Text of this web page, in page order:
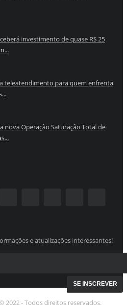
investimento de quase R$ 25
teleatendimento para quem enfrenta
nova Operação Saturação Total de
e atualizações interessantes!
2022 - Todos direitos reservados.